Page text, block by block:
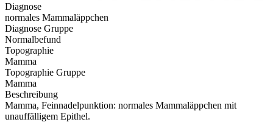
Diagnose
normales Mammaläppchen
Diagnose Gruppe
Normalbefund
Topographie
Mamma
Topographie Gruppe
Mamma
Beschreibung
Mamma, Feinnadelpunktion: normales Mammaläppchen mit
unauffälligem Epithel.